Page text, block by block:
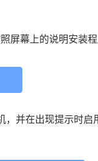
幕上的说明安装程
，并在出现提示时启